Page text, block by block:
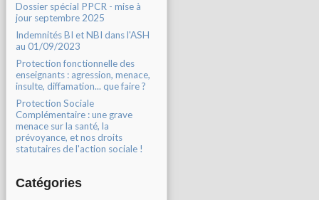
Dossier spécial PPCR - mise à
jour septembre 2025
Indemnités BI et NBI dans l'ASH
au 01/09/2023
Protection fonctionnelle des
enseignants : agression, menace,
insulte, diffamation... que faire ?
Protection Sociale
Complémentaire : une grave
menace sur la santé, la
prévoyance, et nos droits
statutaires de l'action sociale !
Catégories